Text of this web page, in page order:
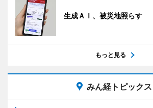
生成ＡＩ、被災地照らす
もっと見る
みん経トピックス